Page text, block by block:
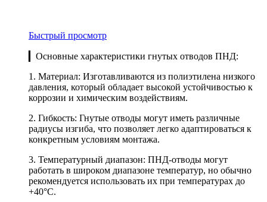
Быстрый просмотр
▎Основные характеристики гнутых отводов ПНД:
1. Материал: Изготавливаются из полиэтилена низкого
давления, который обладает высокой устойчивостью к
коррозии и химическим воздействиям.
2. Гибкость: Гнутые отводы могут иметь различные
радиусы изгиба, что позволяет легко адаптироваться к
конкретным условиям монтажа.
3. Температурный диапазон: ПНД-отводы могут
работать в широком диапазоне температур, но обычно
рекомендуется использовать их при температурах до
+40°C.